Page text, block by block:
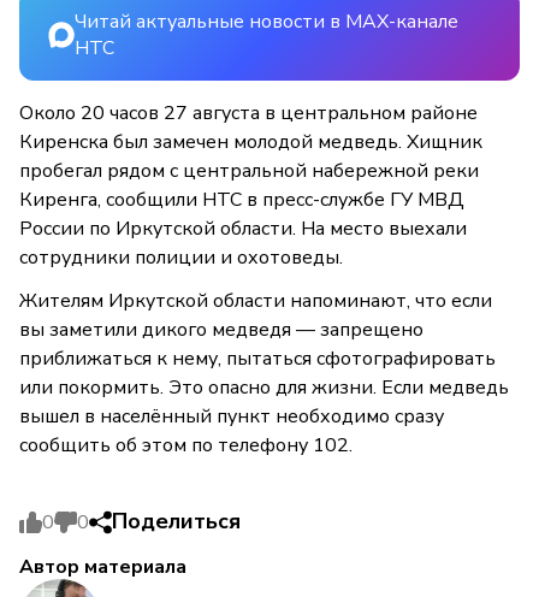
Читай актуальные новости в MAX-канале
НТС
Около 20 часов 27 августа в центральном районе
Киренска был замечен молодой медведь. Хищник
пробегал рядом с центральной набережной реки
Киренга, сообщили НТС в пресс-службе ГУ МВД
России по Иркутской области. На место выехали
сотрудники полиции и охотоведы.
Жителям Иркутской области напоминают, что если
вы заметили дикого медведя — запрещено
приближаться к нему, пытаться сфотографировать
или покормить. Это опасно для жизни. Если медведь
вышел в населённый пункт необходимо сразу
сообщить об этом по телефону 102.
0 0 Поделиться
Автор материала